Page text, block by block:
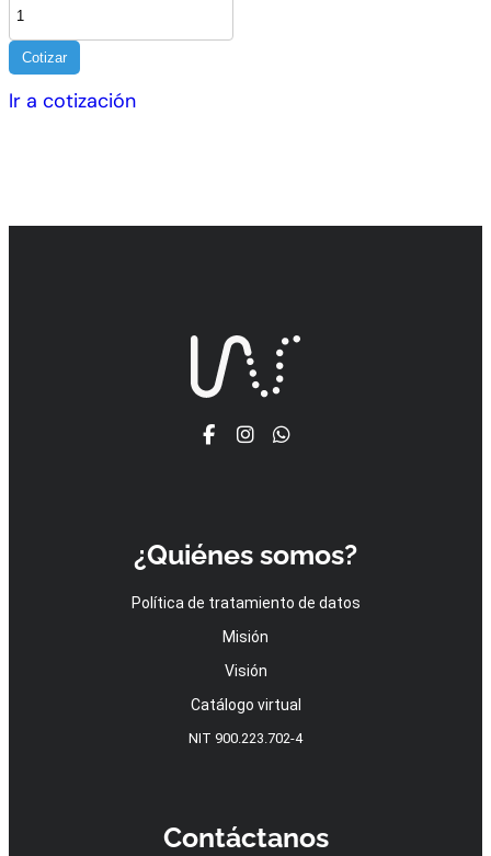
Cotizar
Ir a cotización
¿Quiénes somos?
Política de tratamiento de datos
Misión
Visión
Catálogo virtual
NIT 900.223.702-4
Contáctanos